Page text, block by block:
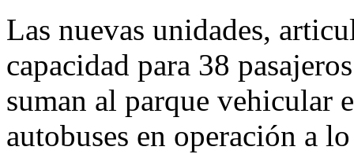
Las nuevas unidades,
capacidad para 38
suman al parque vehicular
autobuses en operación a